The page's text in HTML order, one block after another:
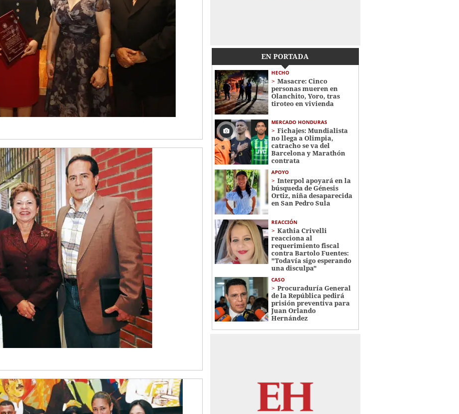
EN PORTADA
HECHO
Masacre: Cinco
personas mueren en
Olanchito, Yoro, tras
tiroteo en vivienda
MERCADO HONDURAS
Fichajes: Mundialista
no llega a Olimpia,
catracho se va del
Barcelona y Marathón
contrata
APOYO
Interpol apoyará en la
búsqueda de Génesis
Ortiz, niña desaparecida
en San Pedro Sula
REACCIÓN
Kathia Crivelli
reacciona al
requerimiento fiscal
contra Bartolo Fuentes:
"Todavía sigo esperando
una disculpa"
CASO
Procuraduría General
de la República pedirá
prisión preventiva para
Juan Orlando
Hernández